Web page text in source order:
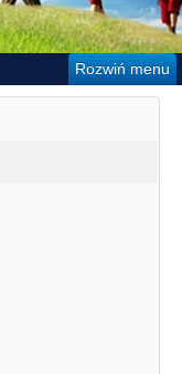
Rozwiń menu